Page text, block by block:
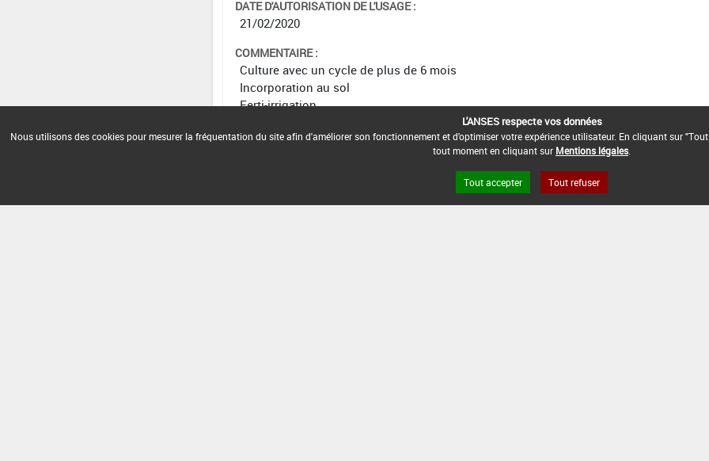
DATE D'AUTORISATION DE L'USAGE :
21/02/2020
COMMENTAIRE :
Culture avec un cycle de plus de 6 mois
Incorporation au sol
Ferti-irrigation
L'ANSES respecte vos données
Nous utilisons des cookies pour mesurer la fréquentation du site afin d'améliorer son fonctionnement et d'optimiser votre expérience utilisateur. En cliquant sur
tout moment en cliquant sur Mentions légales
Tout accepter Tout refuser